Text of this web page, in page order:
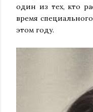
один из тех, кто
время
этом году.